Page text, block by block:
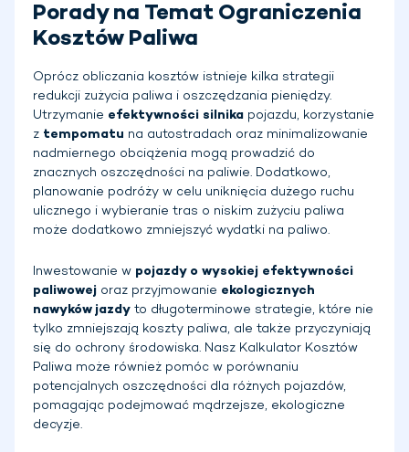
Porady na Temat Ograniczenia
Kosztów Paliwa
Oprócz obliczania kosztów istnieje kilka strategii
redukcji zużycia paliwa i oszczędzania pieniędzy.
Utrzymanie efektywności silnika pojazdu, korzystanie
z tempomatu na autostradach oraz minimalizowanie
nadmiernego obciążenia mogą prowadzić do
znacznych oszczędności na paliwie. Dodatkowo,
planowanie podróży w celu uniknięcia dużego ruchu
ulicznego i wybieranie tras o niskim zużyciu paliwa
może dodatkowo zmniejszyć wydatki na paliwo.
Inwestowanie w pojazdy o wysokiej efektywności
paliwowej oraz przyjmowanie ekologicznych
nawyków jazdy to długoterminowe strategie, które nie
tylko zmniejszają koszty paliwa, ale także przyczyniają
się do ochrony środowiska. Nasz Kalkulator Kosztów
Paliwa może również pomóc w porównaniu
potencjalnych oszczędności dla różnych pojazdów,
pomagając podejmować mądrzejsze, ekologiczne
decyzje.